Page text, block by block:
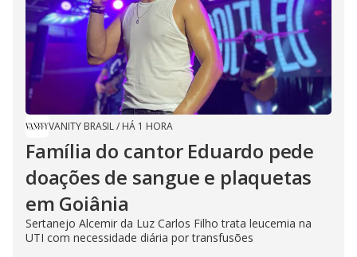
VANITY BRASIL/ HÁ 1 HORA
Família do cantor Eduardo pede
doações de sangue e plaquetas
em Goiânia
Sertanejo Alcemir da Luz Carlos Filho trata leucemia na
UTI com necessidade diária por transfusões